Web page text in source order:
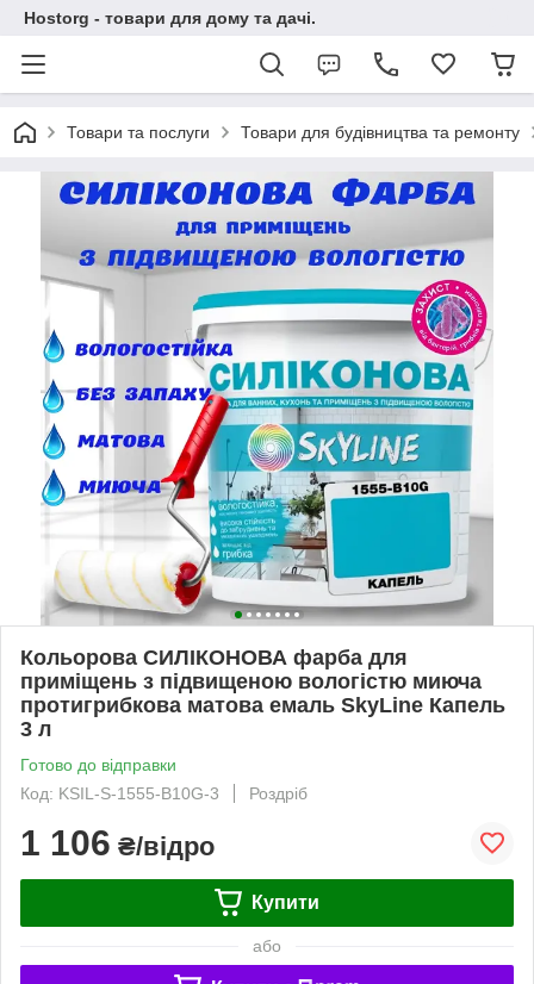
Hostorg - товари для дому та дачі.
Товари та послуги Товари для будівництва та ремонту
Кольорова СИЛІКОНОВА фарба для
приміщень з підвищеною вологістю миюча
протигрибкова матова емаль SkyLine Капель
3 л
Готово до відправки
Код: KSIL-S-1555-B10G-3
Роздріб
1 106 ₴/відро
Купити
або